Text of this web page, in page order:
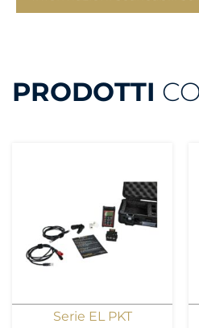
PRODOTTI
Serie EL PKT